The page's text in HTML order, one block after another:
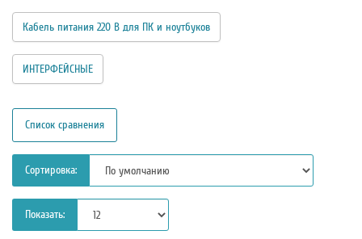
Кабель питания 220 В для ПК и ноутбуков
ИНТЕРФЕЙСНЫЕ
Список сравнения
Сортировка:
Показать: